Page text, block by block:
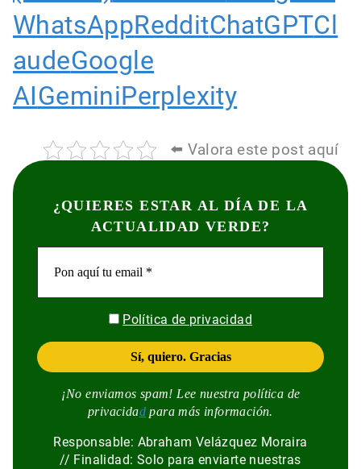
WhatsAppRedditChatGPTCl
audeGoogle
AIGeminiPerplexity
⬅️ Valora este post aquí
¿QUIERES ESTAR AL DÍA DE LA
ACTUALIDAD VERDE?
Política de privacidad
¡No enviamos spam! Lee nuestra política de
privacidad para más información.
Responsable: Abraham Velázquez Moraira
// Finalidad: Solo para enviarte nuestras